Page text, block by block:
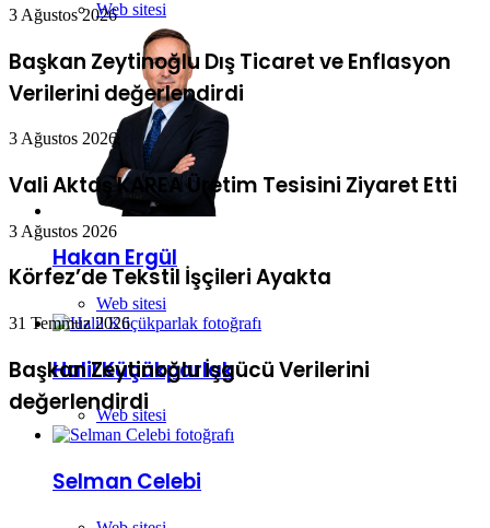
Verilerini değerlendirdi
3 Ağustos 2026
Vali Aktaş KAREA Üretim Tesisini Ziyaret Etti
3 Ağustos 2026
Körfez’de Tekstil İşçileri Ayakta
31 Temmuz 2026
Başkan Zeytinoğlu İşgücü Verilerini
değerlendirdi
Web sitesi
Hakan Ergül
Web sitesi
Halil Küçükparlak
Web sitesi
Selman Celebi